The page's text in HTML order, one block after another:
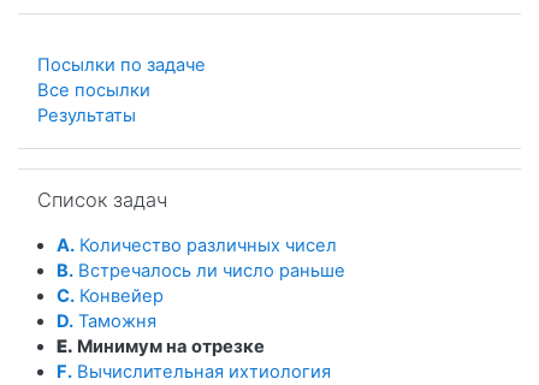
Посылки по задаче
Все посылки
Результаты
Список задач
A. Количество различных чисел
B. Встречалось ли число раньше
C. Конвейер
D. Таможня
E. Минимум на отрезке
F. Вычислительная ихтиология